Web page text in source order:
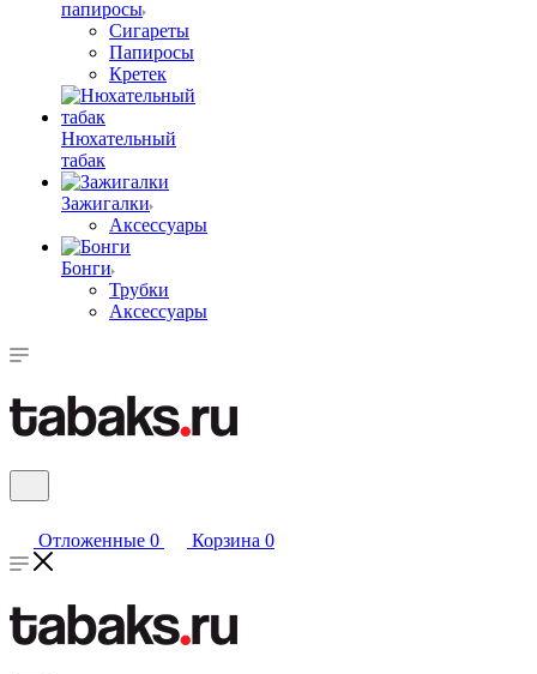
папиросы
Сигареты
Папиросы
Кретек
Нюхательный
табак
Зажигалки
Аксессуары
Бонги
Трубки
Аксессуары
Отложенные 0 Корзина 0